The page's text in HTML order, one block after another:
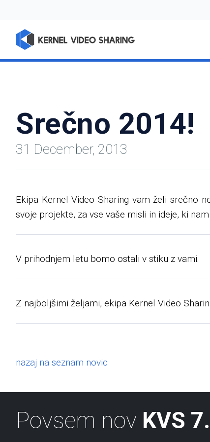
Srečno 2014!
31 December, 2013
Ekipa Kernel Video Sharing vam želi srečno
svoje projekte, za vse vaše misli in ideje, ki
V prihodnjem letu bomo ostali v stiku z vami.
Z najboljšimi željami, ekipa Kernel Video
nazaj na seznam novic
Povsem nov KVS